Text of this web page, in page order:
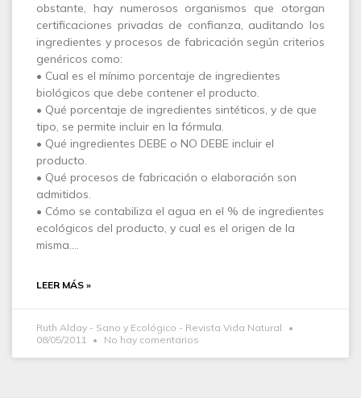
obstante, hay numerosos organismos que otorgan
certificaciones privadas de confianza, auditando los
ingredientes y procesos de fabricación según criterios
genéricos como:
• Cual es el mínimo porcentaje de ingredientes
biológicos que debe contener el producto.
• Qué porcentaje de ingredientes sintéticos, y de que
tipo, se permite incluir en la fórmula.
• Qué ingredientes DEBE o NO DEBE incluir el
producto.
• Qué procesos de fabricación o elaboración son
admitidos.
• Cómo se contabiliza el agua en el % de ingredientes
ecológicos del producto, y cual es el origen de la
misma.…
LEER MÁS »
Ruth Alday - Sano y Ecológico - Revista Vida Natural
08/05/2011
No hay comentarios